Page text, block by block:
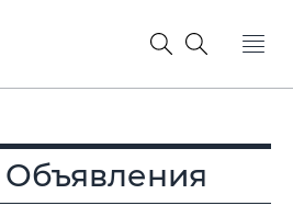
Объявления